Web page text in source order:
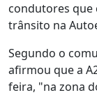
condutores que
trânsito na
Segundo o
afirmou que a
feira, "na zona